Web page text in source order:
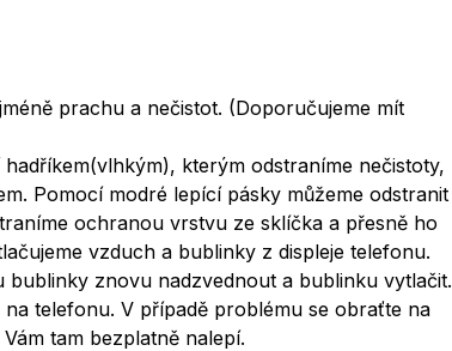
prachu a nečistot. (Doporučujeme mít
kterým odstraníme nečistoty,
Pomocí modré lepící pásky můžeme odstranit
ochranou vrstvu ze sklíčka a přesně ho
vzduch a bublinky z displeje telefonu.
znovu nadzvednout a bublinku vytlačit.
telefonu. V případě problému se obraťte na
tam bezplatně nalepí.